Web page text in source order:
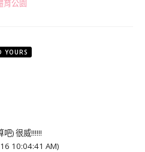
育公園
YOURS
) 很威!!!!!!
10:04:41 AM)